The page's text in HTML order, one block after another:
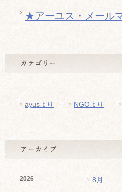
★アーユス・メール
ayusより NGOより
2026 8月